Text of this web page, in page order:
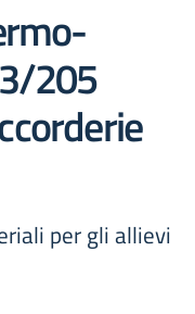
205
per gli allievi